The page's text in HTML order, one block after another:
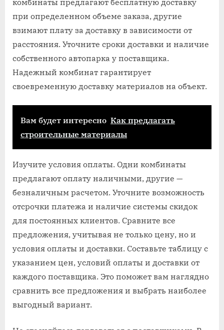
комбинаты предлагают бесплатную доставку
при определенном объеме заказа, другие
взимают плату за доставку в зависимости от
расстояния. Уточните сроки доставки и наличие
собственного автопарка у поставщика.
Надежный комбинат гарантирует
своевременную доставку материалов на объект.
Вам будет интересно Как предлагать
строительные материалы
Изучите условия оплаты. Одни комбинаты
предлагают оплату наличными, другие —
безналичным расчетом. Уточните возможность
отсрочки платежа и наличие системы скидок
для постоянных клиентов. Сравните все
предложения, учитывая не только цену, но и
условия оплаты и доставки. Составьте таблицу с
указанием цен, условий оплаты и доставки от
каждого поставщика. Это поможет вам наглядно
сравнить все предложения и выбрать наиболее
выгодный вариант.